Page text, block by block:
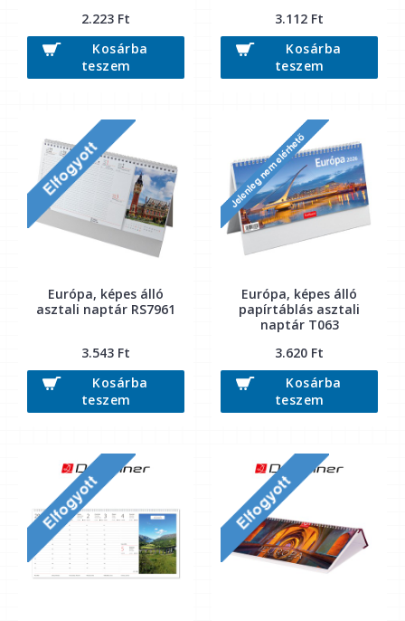
2.223 Ft
Kosárba
teszem
3.112 Ft
Kosárba
teszem
Európa, képes álló
asztali naptár RS7961
3.543 Ft
Kosárba
teszem
Európa, képes álló
papírtáblás asztali
naptár T063
3.620 Ft
Kosárba
teszem